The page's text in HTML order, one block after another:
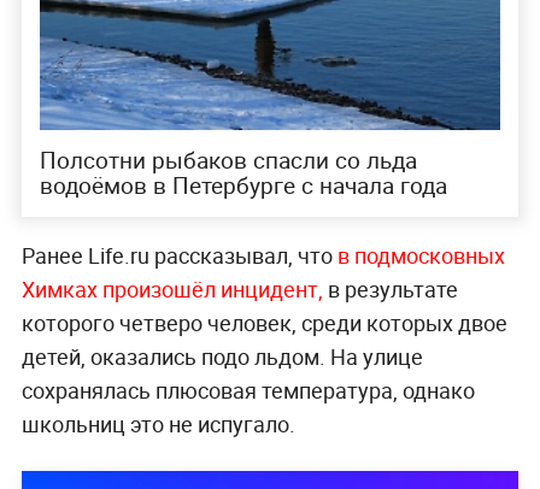
Полсотни рыбаков спасли со льда
водоёмов в Петербурге с начала года
Ранее Life.ru рассказывал, чтов подмосковных
Химках произошёл инцидент, в результате
которого четверо человек, среди которых двое
детей, оказались подо льдом. На улице
сохранялась плюсовая температура, однако
школьниц это не испугало.